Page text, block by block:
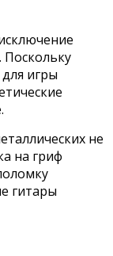
Поскольку
игры
не
на гриф
гитары